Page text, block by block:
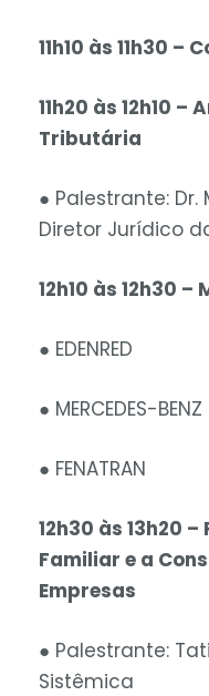
11h10 às 11h30 –
11h20 às 12h10
Tributária
● Palestrante: Dr.
Diretor Jurídico
12h10 às 12h30
● EDENRED
● MERCEDES-BENZ
● FENATRAN
12h30 às 13h20
Familiar e a
Empresas
● Palestrante:
Sistêmica